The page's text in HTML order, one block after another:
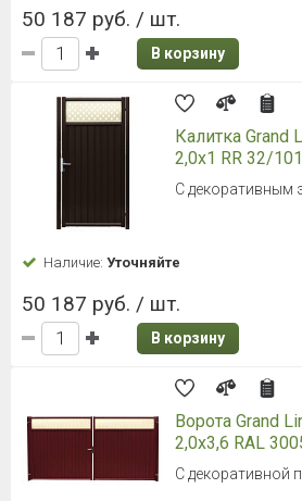
50 187 руб. / шт.
В корзину
Калитка Grand
2,0х1 RR 32/
С декоративным
Наличие: Уточняйте
50 187 руб. / шт.
В корзину
Ворота Grand
2,0x3,6 RAL
С декоративной